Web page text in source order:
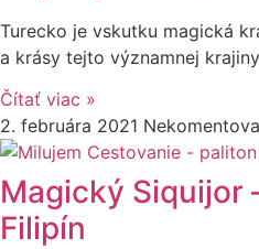
Turecko je vskutku magická
a krásy tejto významnej
Čítať viac »
2. februára 2021
Magický Siquijor
Filipín